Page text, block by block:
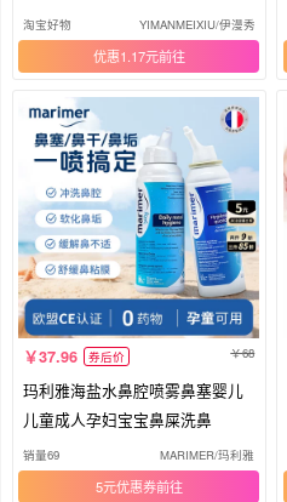
雾化
淘宝好物 YIMANMEIXIU/伊漫秀
优惠1.17元
37.96 券后价 68
玛利雅海盐水鼻腔喷雾鼻塞婴儿
儿童成人孕妇宝宝鼻屎洗鼻
销量69 MARIMER/玛利雅
5元优惠券